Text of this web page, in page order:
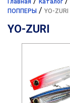
Главная Каталог
ПОППЕРЫ / YO-ZURI
YO-ZURI